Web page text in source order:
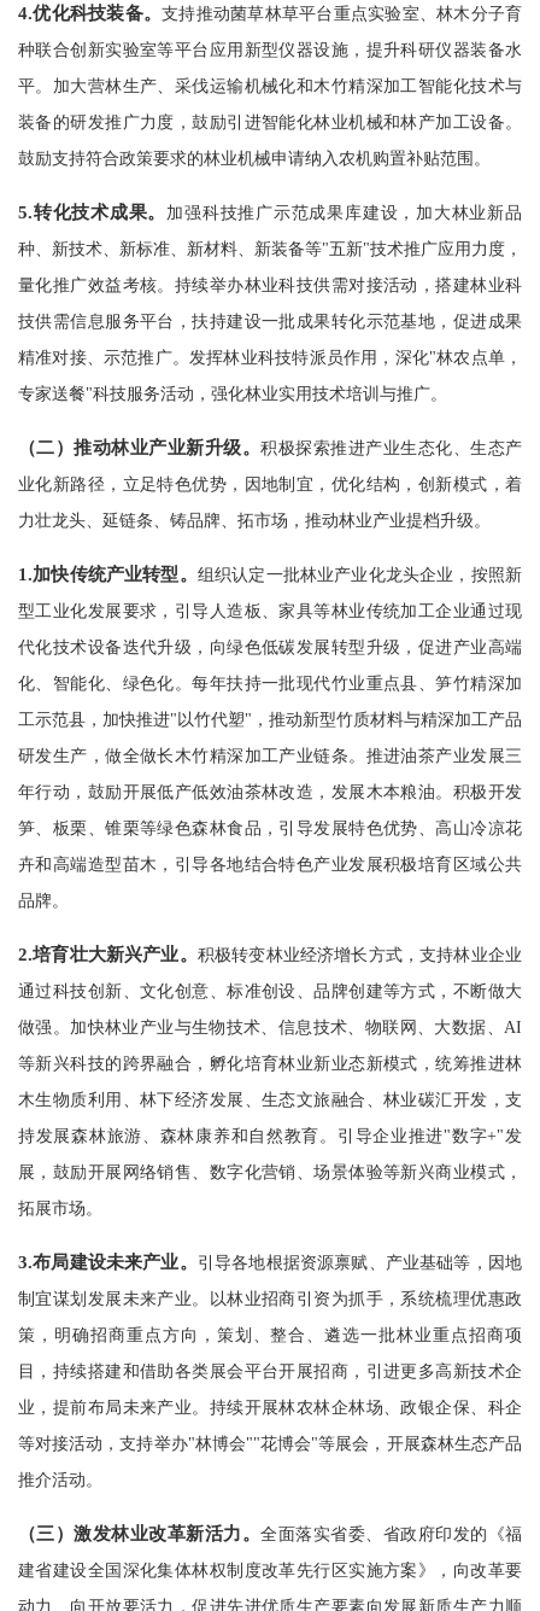
4.优化科技装备。 支持推动菌草林草平台重点实验室、林木分子育
种联合创新实验室等平台应用新型仪器设施，提升科研仪器装备水
平。加大营林生产、采伐运输机械化和木竹精深加工智能化技术与
装备的研发推广力度，鼓励引进智能化林业机械和林产加工设备。
鼓励支持符合政策要求的林业机械申请纳入农机购置补贴范围。
5.转化技术成果。
加强科技推广示范成果库建设，加大林业新品
种、新技术、新标准、新材料、新装备等"五新"技术推广应用力度，
量化推广效益考核。持续举办林业科技供需对接活动，搭建林业科
技供需信息服务平台，扶持建设一批成果转化示范基地，促进成果
精准对接、示范推广。发挥林业科技特派员作用，深化"林农点单，
专家送餐"科技服务活动，强化林业实用技术培训与推广。
（二）推动林业产业新升级。积极探索推进产业生态化、生态产
业化新路径，立足特色优势，因地制宜，优化结构，创新模式，着
力壮龙头、延链条、铸品牌、拓市场，推动林业产业提档升级。
1.加快传统产业转型。 组织认定一批林业产业化龙头企业，按照新
型工业化发展要求，引导人造板、家具等林业传统加工企业通过现
代化技术设备迭代升级，向绿色低碳发展转型升级，促进产业高端
化、智能化、绿色化。每年扶持一批现代竹业重点县、笋竹精深加
工示范县，加快推进"以竹代塑"，推动新型竹质材料与精深加工产品
研发生产，做全做长木竹精深加工产业链条。推进油茶产业发展三
年行动，鼓励开展低产低效油茶林改造，发展木本粮油。积极开发
笋、板栗、锥栗等绿色森林食品，引导发展特色优势、高山冷凉花
卉和高端造型苗木，引导各地结合特色产业发展积极培育区域公共
品牌。
2.培育壮大新兴产业。 积极转变林业经济增长方式，支持林业企业
通过科技创新、文化创意、标准创设、品牌创建等方式，不断做大
做强。加快林业产业与生物技术、信息技术、物联网、大数据、AI
等新兴科技的跨界融合，孵化培育林业新业态新模式，统筹推进林
木生物质利用、林下经济发展、生态文旅融合、林业碳汇开发，支
持发展森林旅游、森林康养和自然教育。引导企业推进"数字+"发
展，鼓励开展网络销售、数字化营销、场景体验等新兴商业模式，
拓展市场。
3.布局建设未来产业。
引导各地根据资源禀赋、产业基础等，因地
制宜谋划发展未来产业。以林业招商引资为抓手，系统梳理优惠政
策，明确招商重点方向，策划、整合、遴选一批林业重点招商项
目，持续搭建和借助各类展会平台开展招商，引进更多高新技术企
业，提前布局未来产业。持续开展林农林企林场、政银企保、科企
等对接活动，支持举办"林博会""花博会"等展会，开展森林生态产品
推介活动。
（三）激发林业改革新活力。全面落实省委、省政府印发的《福
建省建设全国深化集体林权制度改革先行区实施方案》，向改革要
动力、向开放要活力，促进先进优质生产要素向发展新质生产力顺